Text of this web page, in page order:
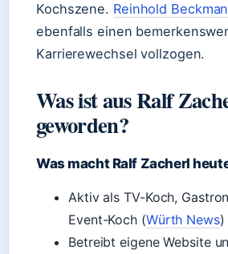
Kochszene. Reinhold
ebenfalls einen
Karrierewechsel vollzogen.
Was ist aus Ralf
geworden?
Was macht Ralf Zacherl
Aktiv als TV-Koch,
Event-Koch (Würth News)
Betreibt eigene Website